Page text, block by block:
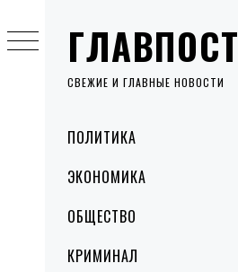
ГЛАВПОСТ
СВЕЖИЕ И ГЛАВНЫЕ НОВОСТИ
MenuПОЛИТИКА
ЭКОНОМИКА
ОБЩЕСТВО
КРИМИНАЛ
to
content